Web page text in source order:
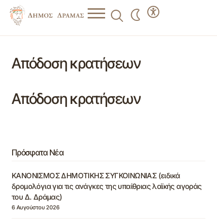
Απόδοση κρατήσεων
Απόδοση κρατήσεων
Πρόσφατα Νέα
ΚΑΝΟΝΙΣΜΟΣ ΔΗΜΟΤΙΚΗΣ ΣΥΓΚΟΙΝΩΝΙΑΣ (ειδικά
δρομολόγια για τις ανάγκες της υπαίθριας λαϊκής αγοράς
του Δ. Δράμας)
6 Αυγούστου 2026